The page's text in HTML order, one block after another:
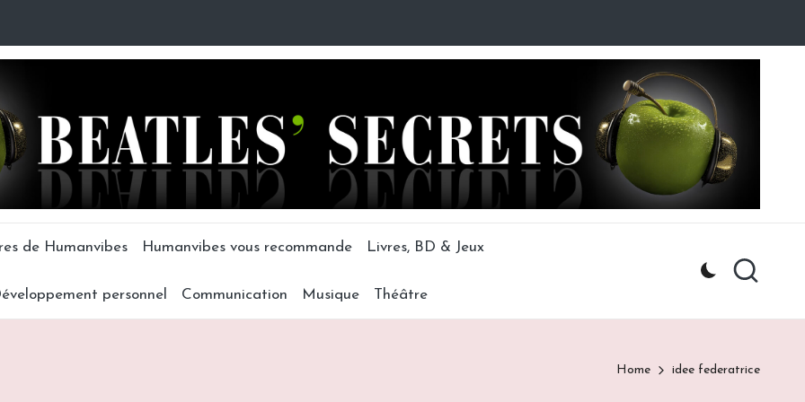
de Humanvibes Humanvibes vous recommande Livres, BD & Jeux
personnel Communication Musique Théâtre
Home idee federatrice